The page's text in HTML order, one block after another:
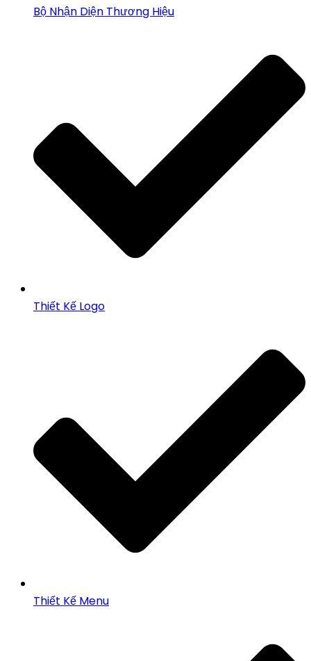
Bộ Nhận Diện Thương Hiệu
Thiết Kế Logo
Thiết Kế Menu